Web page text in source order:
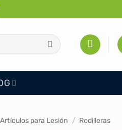
Artículos para Lesión / Rodilleras